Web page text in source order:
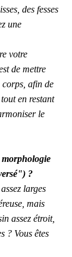
des fesses
une
votre
de mettre
corps, afin de
en restant
le
?
larges
mais
assez étroit,
? Vous êtes